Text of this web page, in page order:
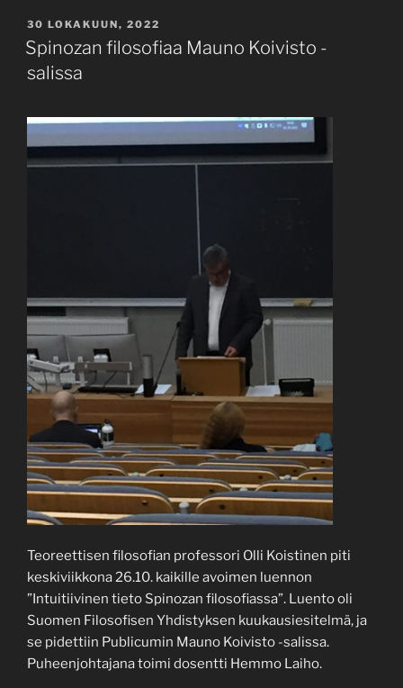
JULKAISTU
30 LOKAKUUN, 2022
Spinozan filosofiaa Mauno Koivisto -
salissa
Teoreettisen filosofian professori Olli Koistinen piti
keskiviikkona 26.10. kaikille avoimen luennon
”Intuitiivinen tieto Spinozan filosofiassa”. Luento oli
Suomen Filosofisen Yhdistyksen kuukausiesitelmä, ja
se pidettiin Publicumin Mauno Koivisto -salissa.
Puheenjohtajana toimi dosentti Hemmo Laiho.